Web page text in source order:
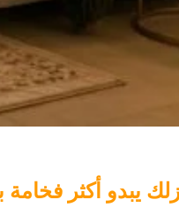
يبدو أكثر فخامة